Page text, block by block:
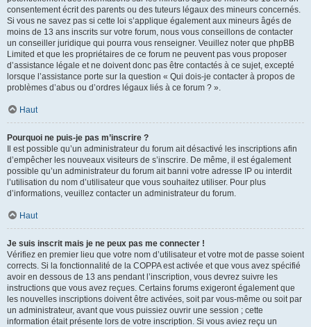
consentement écrit des parents ou des tuteurs légaux des mineurs concernés.
Si vous ne savez pas si cette loi s’applique également aux mineurs âgés de
moins de 13 ans inscrits sur votre forum, nous vous conseillons de contacter
un conseiller juridique qui pourra vous renseigner. Veuillez noter que phpBB
Limited et que les propriétaires de ce forum ne peuvent pas vous proposer
d’assistance légale et ne doivent donc pas être contactés à ce sujet, excepté
lorsque l’assistance porte sur la question « Qui dois-je contacter à propos de
problèmes d’abus ou d’ordres légaux liés à ce forum ? ».
Haut
Pourquoi ne puis-je pas m’inscrire ?
Il est possible qu’un administrateur du forum ait désactivé les inscriptions afin
d’empêcher les nouveaux visiteurs de s’inscrire. De même, il est également
possible qu’un administrateur du forum ait banni votre adresse IP ou interdit
l’utilisation du nom d’utilisateur que vous souhaitez utiliser. Pour plus
d’informations, veuillez contacter un administrateur du forum.
Haut
Je suis inscrit mais je ne peux pas me connecter !
Vérifiez en premier lieu que votre nom d’utilisateur et votre mot de passe soient
corrects. Si la fonctionnalité de la COPPA est activée et que vous avez spécifié
avoir en dessous de 13 ans pendant l’inscription, vous devrez suivre les
instructions que vous avez reçues. Certains forums exigeront également que
les nouvelles inscriptions doivent être activées, soit par vous-même ou soit par
un administrateur, avant que vous puissiez ouvrir une session ; cette
information était présente lors de votre inscription. Si vous aviez reçu un